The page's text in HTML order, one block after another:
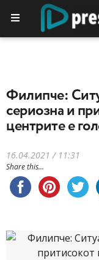
Филипче:
сериозна и
центрите е
16.04.2021 / 11:31
Share this...